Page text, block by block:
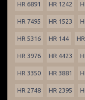
HR 6891 HR 1242
HR 7495 HR 1523
HR 5316 HR 144
HR 3976 HR 4423
HR 3350 HR 3881
HR 2748 HR 2395